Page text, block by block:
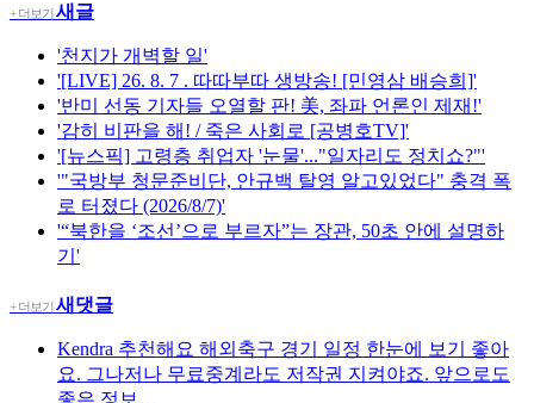
+ 더보기새글
'천지가 개벽할 일'
'[LIVE] 26. 8. 7 . 따따부따 생방송! [민영삼 배승희]'
'반미 선동 기자들 오열할 판! 美, 좌파 언론인 제재!'
'감히 비판을 해! / 죽은 사회로 [공병호TV]'
'[뉴스픽] 고령층 취업자 '눈물'..."일자리도 정치쇼?"'
'"국방부 청문준비단, 안규백 탈영 알고있었다" 충격 폭
로 터졌다 (2026/8/7)'
'“북한을 ‘조선’으로 부르자”는 장관, 50초 안에 설명하
기'
+ 더보기새댓글
Kendra 추천해요 해외축구 경기 일정 한눈에 보기 좋아
요. 그나저나 무료중계라도 저작권 지켜야죠. 앞으로도
좋은 정보…